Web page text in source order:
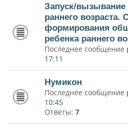
Запуск/вызывание
раннего возраста.
формирования
ребенка раннего
Последнее сообщение
17:11
Нумикон
Последнее сообщение
10:45
Ответы: 7